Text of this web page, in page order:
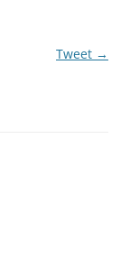
Tweet →